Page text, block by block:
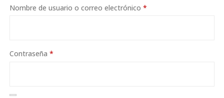
Nombre de usuario o correo electrónico*
Contraseña*